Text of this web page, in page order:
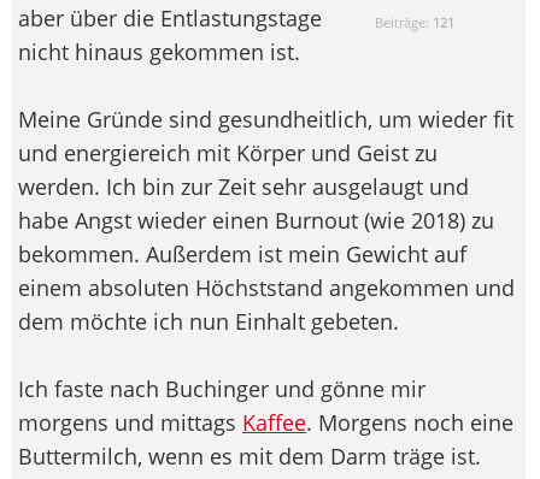
Beiträge: 121
aber über die Entlastungstage
nicht hinaus gekommen ist.
Meine Gründe sind gesundheitlich, um wieder fit
und energiereich mit Körper und Geist zu
werden. Ich bin zur Zeit sehr ausgelaugt und
habe Angst wieder einen Burnout (wie 2018) zu
bekommen. Außerdem ist mein Gewicht auf
einem absoluten Höchststand angekommen und
dem möchte ich nun Einhalt gebeten.
Ich faste nach Buchinger und gönne mir
morgens und mittags Kaffee. Morgens noch eine
Buttermilch, wenn es mit dem Darm träge ist.